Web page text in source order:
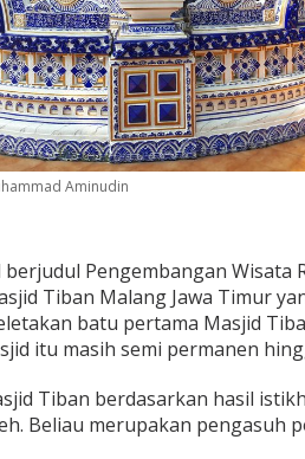
Aminudin
Pengembangan Wisata
Tiban Malang Jawa Timur
batu pertama Masjid
itu masih semi permanen
Tiban berdasarkan hasil
Beliau merupakan pengasuh